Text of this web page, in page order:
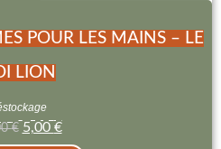
POUR LES MAINS – LE
LION
€ 5,00 €